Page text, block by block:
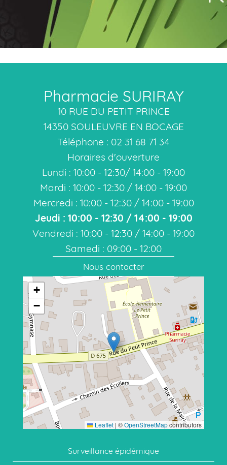
+
−
Leaflet | ©OpenStreetMapcontributors
Surveillance épidémique
Pharmacie SURIRAY
10 RUE DU PETIT PRINCE
14350 SOULEUVRE EN BOCAGE
Téléphone : 02 31 68 71 34
Horaires d'ouverture
Lundi : 10:00 - 12:30/ 14:00 - 19:00
Mardi : 10:00 - 12:30 / 14:00 - 19:00
Mercredi : 10:00 - 12:30 / 14:00 - 19:00
Jeudi : 10:00 - 12:30 / 14:00 - 19:00
Vendredi : 10:00 - 12:30 / 14:00 - 19:00
Samedi : 09:00 - 12:00
Nous contacter